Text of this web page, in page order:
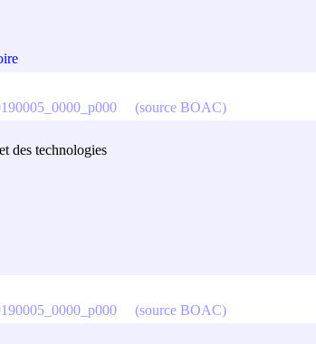
des technologies
(source BOAC)
(source BOAC)